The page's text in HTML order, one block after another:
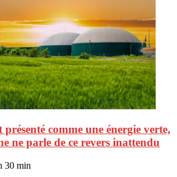
présenté comme une énergie verte,
ne parle de ce revers inattendu
30 min